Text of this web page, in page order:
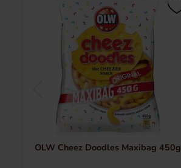
OLW Cheez Doodles Maxibag 450g